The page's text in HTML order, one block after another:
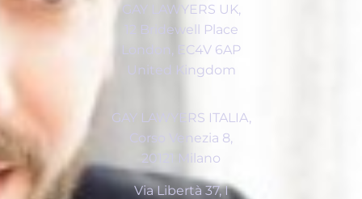
GAY LAWYERS UK,
12 Bridewell Place
London, EC4V 6AP
United Kingdom
GAY LAWYERS ITALIA,
Corso Venezia 8,
20121 Milano
Via Libertà 37, I